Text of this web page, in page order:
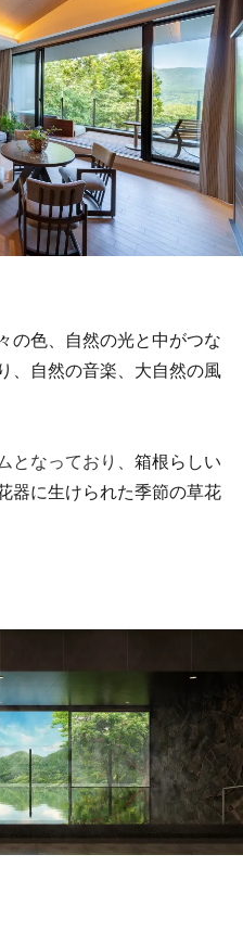
の色、自然の光と中がつな
、自然の音楽、大自然の風
なっており、 箱根らしい
器に生けられた季節の草花